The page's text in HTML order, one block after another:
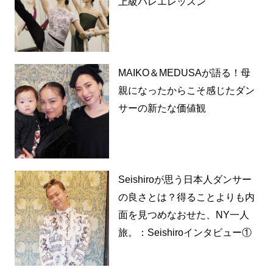
MAIKO＆MEDUSAが語る！母
親になったからこそ感じたダン
サーの新たな価値観
Seishiroが思う日本人ダンサー
の良さとは？得ることよりも内
面を見つめなおせた、NY一人
旅。：Seishiroインタビュー①